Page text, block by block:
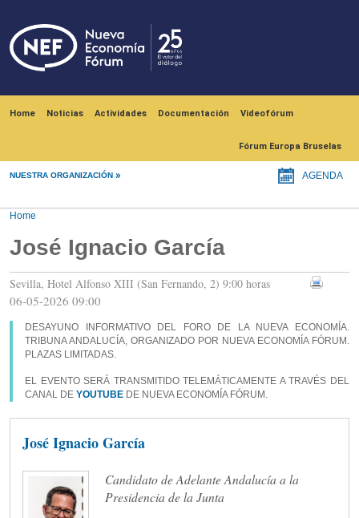
Home Noticias Actividades Documentación Videofórum
Fórum Europa Bruselas
NUESTRA ORGANIZACIÓN AGENDA
Home
José Ignacio García
Sevilla, Hotel Alfonso XIII (San Fernando, 2) 9:00 horas
06-05-2026 09:00
DESAYUNO INFORMATIVO DEL FORO DE LA NUEVA ECONOMÍA.
TRIBUNA ANDALUCÍA, ORGANIZADO POR NUEVA ECONOMÍA FÓRUM.
PLAZAS LIMITADAS.
EL EVENTO SERÁ TRANSMITIDO TELEMÁTICAMENTE A TRAVÉS DEL
CANAL DE YOUTUBE DE NUEVA ECONOMÍA FÓRUM.
José Ignacio García
Candidato de Adelante Andalucía a la
Presidencia de la Junta